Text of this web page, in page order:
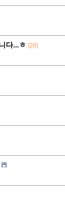
다...ㅎ [28]